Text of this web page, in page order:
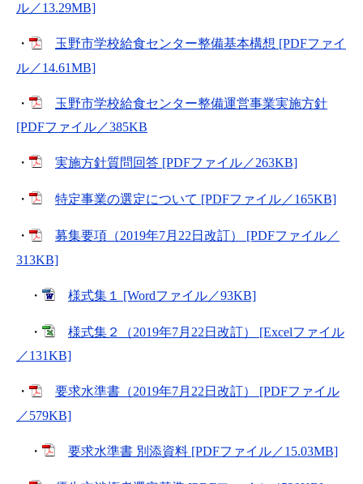
ル／13.29MB]
・
玉野市学校給食センター整備基本構想 [PDFファイ
ル／14.61MB]
・
玉野市学校給食センター整備運営事業実施方針
[PDFファイル／385KB
・ 実施方針質問回答 [PDFファイル／263KB]
・ 特定事業の選定について [PDFファイル／165KB]
・
募集要項（2019年7月22日改訂） [PDFファイル／
313KB]
・ 様式集１ [Wordファイル／93KB]
・
様式集２（2019年7月22日改訂） [Excelファイル
／131KB]
・
要求水準書（2019年7月22日改訂） [PDFファイル
／579KB]
・ 要求水準書 別添資料 [PDFファイル／15.03MB]